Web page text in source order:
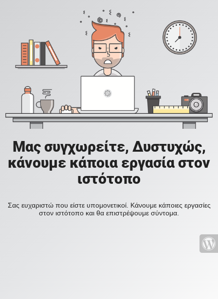
Μας συγχωρείτε, Δυστυχώς,
κάνουμε κάποια εργασία στον
ιστότοπο
Σας ευχαριστώ που είστε υπομονετικοί. Κάνουμε κάποιες εργασίες
στον ιστότοπο και θα επιστρέψουμε σύντομα.